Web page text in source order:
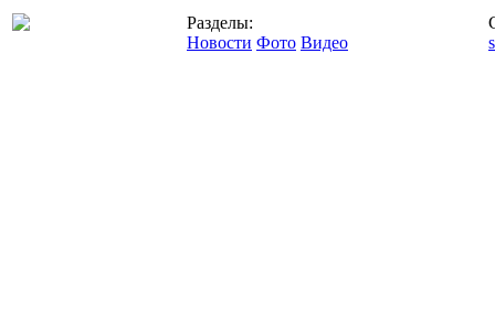
Разделы:
Новости Фото Видео